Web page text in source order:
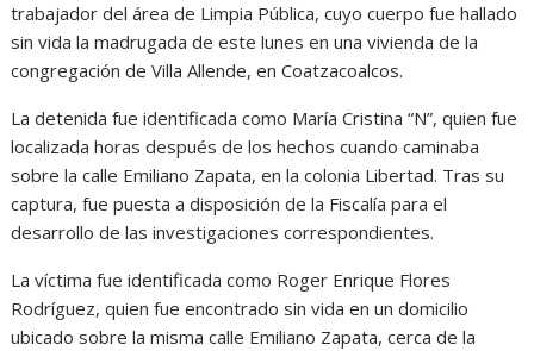
trabajador del área de Limpia Pública, cuyo cuerpo fue hallado
sin vida la madrugada de este lunes en una vivienda de la
congregación de Villa Allende, en Coatzacoalcos.
La detenida fue identificada como María Cristina “N”, quien fue
localizada horas después de los hechos cuando caminaba
sobre la calle Emiliano Zapata, en la colonia Libertad. Tras su
captura, fue puesta a disposición de la Fiscalía para el
desarrollo de las investigaciones correspondientes.
La víctima fue identificada como Roger Enrique Flores
Rodríguez, quien fue encontrado sin vida en un domicilio
ubicado sobre la misma calle Emiliano Zapata, cerca de la